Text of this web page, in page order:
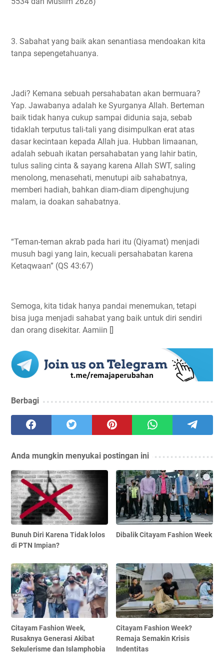
3. Sabahat yang baik akan senantiasa mendoakan kita
tanpa sepengetahuanya.
Jadi? Kemana sebuah persahabatan akan bermuara?
Yap. Jawabanya adalah ke Syurganya Allah. Berteman
baik tidak hanya cukup sampai didunia saja, sebab
tidaklah terputus tali-tali yang disimpulkan erat atas
dasar kecintaan kepada Allah jua. Hubban Iimaanan,
adalah sebuah ikatan persahabatan yang lahir batin,
tulus saling cinta & sayang karena Allah SWT, saling
menolong, menasehati, menutupi aib sahabatnya,
memberi hadiah, bahkan diam-diam dipenghujung
malam, ia doakan sahabatnya.
“Teman-teman akrab pada hari itu (Qiyamat) menjadi
musuh bagi yang lain, kecuali persahabatan karena
Ketaqwaan” (QS 43:67)
Semoga, kita tidak hanya pandai menemukan, tetapi
bisa juga menjadi sahabat yang baik untuk diri sendiri
dan orang disekitar. Aamiin []
Berbagi
Anda mungkin menyukai postingan ini
Bunuh Diri Karena Tidak lolos
di PTN Impian?
Dibalik Citayam Fashion Week
Citayam Fashion Week,
Rusaknya Generasi Akibat
Sekulerisme dan Islamphobia
Citayam Fashion Week?
Remaja Semakin Krisis
Indentitas